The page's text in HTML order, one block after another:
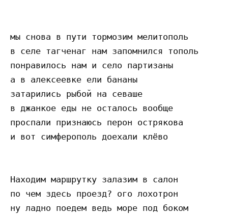
мы снова в пути тормозим мелитополь
в селе тагченаг нам запомнился тополь
понравилось нам и село партизаны
а в алексеевке ели бананы
затарились рыбой на севаше
в джанкое еды не осталось вообще
проспали признаюсь перон острякова
и вот симферополь доехали клёво
Находим маршрутку залазим в салон
по чем здесь проезд? ого лохотрон
ну ладно поедем ведь море под боком